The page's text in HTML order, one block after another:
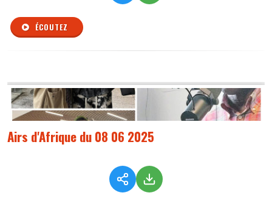
ÉCOUTEZ
Airs d'Afrique du 08 06 2025